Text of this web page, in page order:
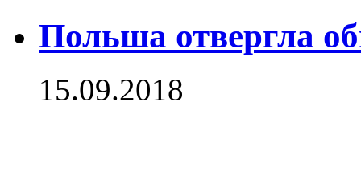
Польша отвергла
15.09.2018